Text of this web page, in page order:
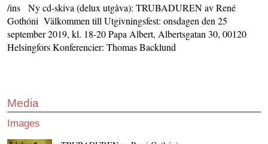
/ins Ny cd-skiva (delux utgåva): TRUBADUREN av René
Gothóni Välkommen till Utgivningsfest: onsdagen den 25
september 2019, kl. 18-20 Papa Albert, Albertsgatan 30, 00120
Helsingfors Konferencier: Thomas Backlund
Media
Images